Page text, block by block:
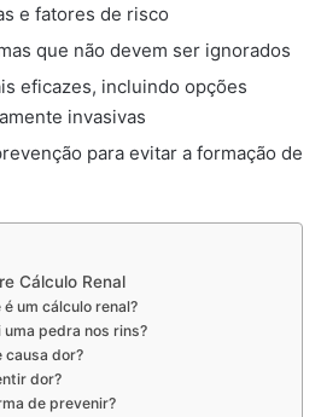
e fatores de risco
que não devem ser ignorados
eficazes, incluindo opções
invasivas
para evitar a formação de
Cálculo Renal
um cálculo renal?
uma pedra nos rins?
causa dor?
dor?
de prevenir?